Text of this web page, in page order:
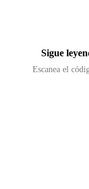
Sigue
Escanea el